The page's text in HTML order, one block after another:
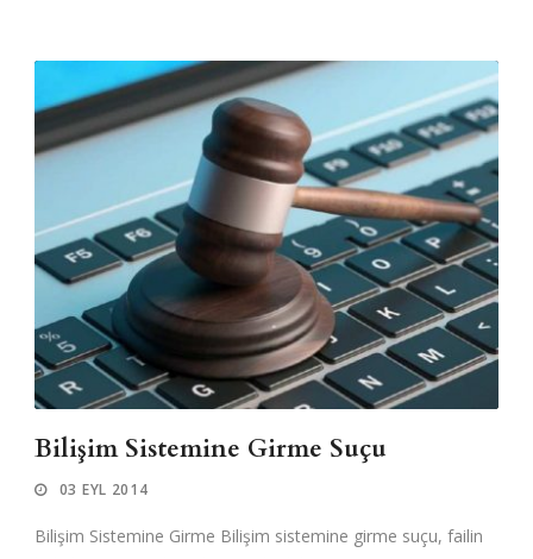
Bilişim Sistemine Girme Suçu
03 EYL 2014
Bilişim Sistemine Girme Bilişim sistemine girme suçu, failin